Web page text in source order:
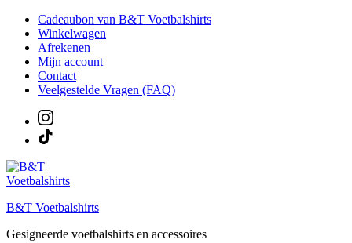
naar
inhoud
Cadeaubon van B&T Voetbalshirts
Winkelwagen
Afrekenen
Mijn account
Contact
Veelgestelde Vragen (FAQ)
B&T Voetbalshirts
Gesigneerde voetbalshirts en accessoires